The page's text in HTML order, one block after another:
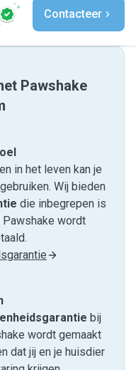
Contacteer
Pawshake
in het leven kan je
Wij bieden
die inbegrepen is
wordt
bij
wordt gemaakt
dat jij en je huisdier